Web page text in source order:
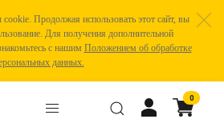
Продолжая использовать этот сайт, вы
Для получения дополнительной
с нашим Положением об обработке
данных.
0